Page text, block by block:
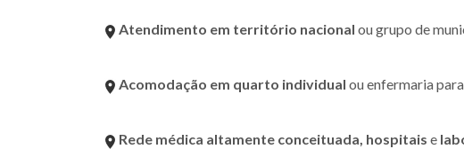
Atendimento em território nacional ou grupo de
Acomodação em quarto individual ou enfermaria
Rede médica altamente conceituada, hospitais e